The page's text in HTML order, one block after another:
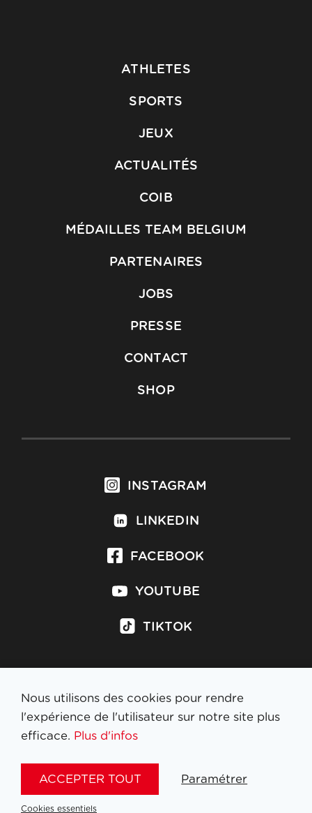
ATHLETES
SPORTS
JEUX
ACTUALITÉS
COIB
MÉDAILLES TEAM BELGIUM
PARTENAIRES
JOBS
PRESSE
CONTACT
SHOP
INSTAGRAM
LINKEDIN
FACEBOOK
YOUTUBE
TIKTOK
S'inscrire à la newsletter
Nous utilisons des cookies pour rendre
l'expérience de l'utilisateur sur notre site plus
efficace. Plus d'infos
ACCEPTER TOUT Paramétrer
Cookies essentiels